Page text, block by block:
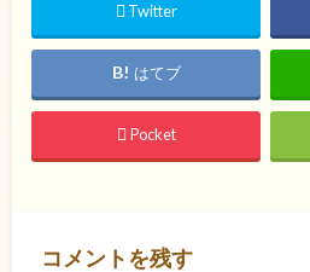
Twitter
はてブ
Pocket
コメントを残す